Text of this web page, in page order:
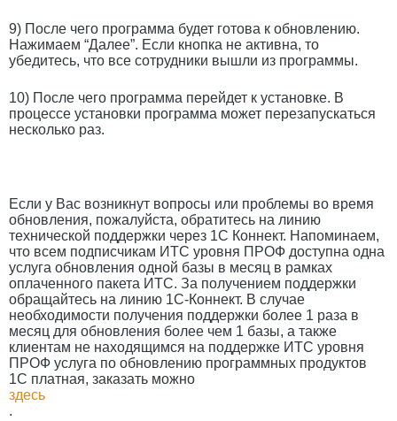
9) После чего программа будет готова к обновлению.
Нажимаем “Далее”. Если кнопка не активна, то
убедитесь, что все сотрудники вышли из программы.
10) После чего программа перейдет к установке. В
процессе установки программа может перезапускаться
несколько раз.
Если у Вас возникнут вопросы или проблемы во время
обновления, пожалуйста, обратитесь на линию
технической поддержки через 1С Коннект. Напоминаем,
что всем подписчикам ИТС уровня ПРОФ доступна одна
услуга обновления одной базы в месяц в рамках
оплаченного пакета ИТС. За получением поддержки
обращайтесь на линию 1С-Коннект. В случае
необходимости получения поддержки более 1 раза в
месяц для обновления более чем 1 базы, а также
клиентам не находящимся на поддержке ИТС уровня
ПРОФ услуга по обновлению программных продуктов
1С платная, заказать можно
здесь
.